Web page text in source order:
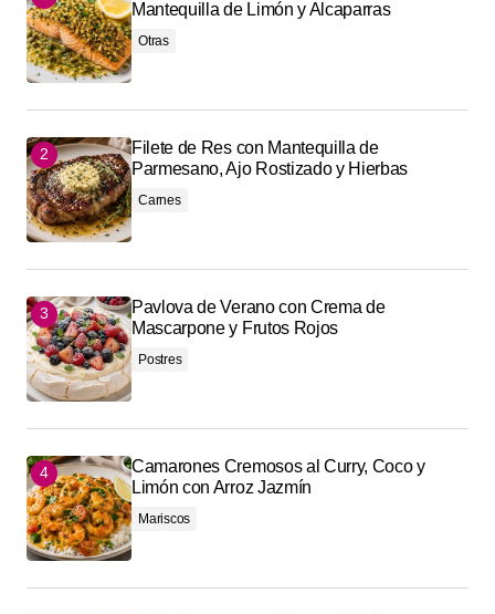
Mantequilla de Limón y Alcaparras
Otras
Filete de Res con Mantequilla de
Parmesano, Ajo Rostizado y Hierbas
Carnes
Pavlova de Verano con Crema de
Mascarpone y Frutos Rojos
Postres
Camarones Cremosos al Curry, Coco y
Limón con Arroz Jazmín
Mariscos